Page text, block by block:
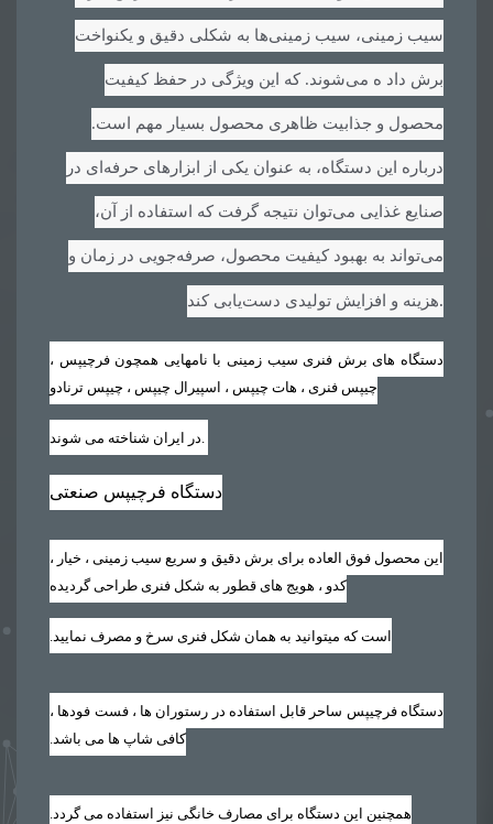
سیب زمینی، سیب زمینی‌ها به شکلی دقیق و یکنواخت
برش داد ه می‌شوند. که این ویژگی در حفظ کیفیت
محصول و جذابیت ظاهری محصول بسیار مهم است.
درباره این دستگاه، به عنوان یکی از ابزارهای حرفه‌ای در
صنایع غذایی می‌توان نتیجه گرفت که استفاده از آن،
می‌تواند به بهبود کیفیت محصول، صرفه‌جویی در زمان و
هزینه و افزایش تولیدی دست‌یابی کند.
دستگاه های برش فنری سیب زمینی با نامهایی همچون فرچیپس ،
چیپس فنری ، هات چیپس ، اسپیرال چیپس ، چیپس ترنادو
در ایران شناخته می شوند.
دستگاه فرچیپس صنعتی
این محصول فوق العاده برای برش دقیق و سریع سیب زمینی ، خیار ،
کدو ، هویج های قطور به شکل فنری طراحی گردیده
است که میتوانید به همان شکل فنری سرخ و مصرف نمایید‏.‏
دستگاه فرچیپس ساحر قابل استفاده در رستوران ها ، فست فودها ،
کافی شاپ ها می باشد‏.‏
همچنین این دستگاه برای مصارف خانگی نیز استفاده می گردد‏.‏